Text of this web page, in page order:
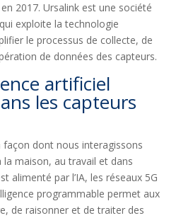
2017. Ursalink est une société
exploite la technologie
le processus de collecte, de
de données des capteurs.
artificiel
les capteurs
façon dont nous interagissons
la maison, au travail et dans
alimenté par l’IA, les réseaux 5G
programmable permet aux
de raisonner et de traiter des